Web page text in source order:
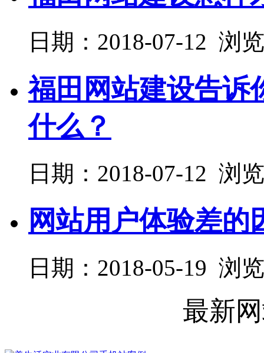
日期：2018-07-12 浏
福田网站建设告诉
什么？
日期：2018-07-12 浏
网站用户体验差的
日期：2018-05-19 浏
最新